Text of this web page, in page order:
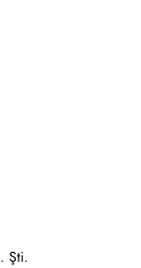
Şti.